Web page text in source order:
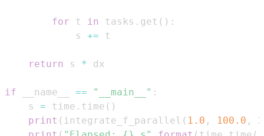
for t in tasks . get ( ) :
            s
+=
return s *
if __name__ == "__main__" :
    s
= time . time ( )
print ( integrate_f_parallel ( 1.0 , 100.0 ,